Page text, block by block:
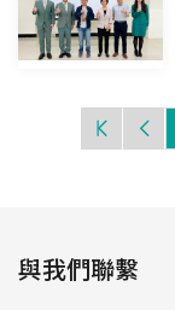
與我們聯繫